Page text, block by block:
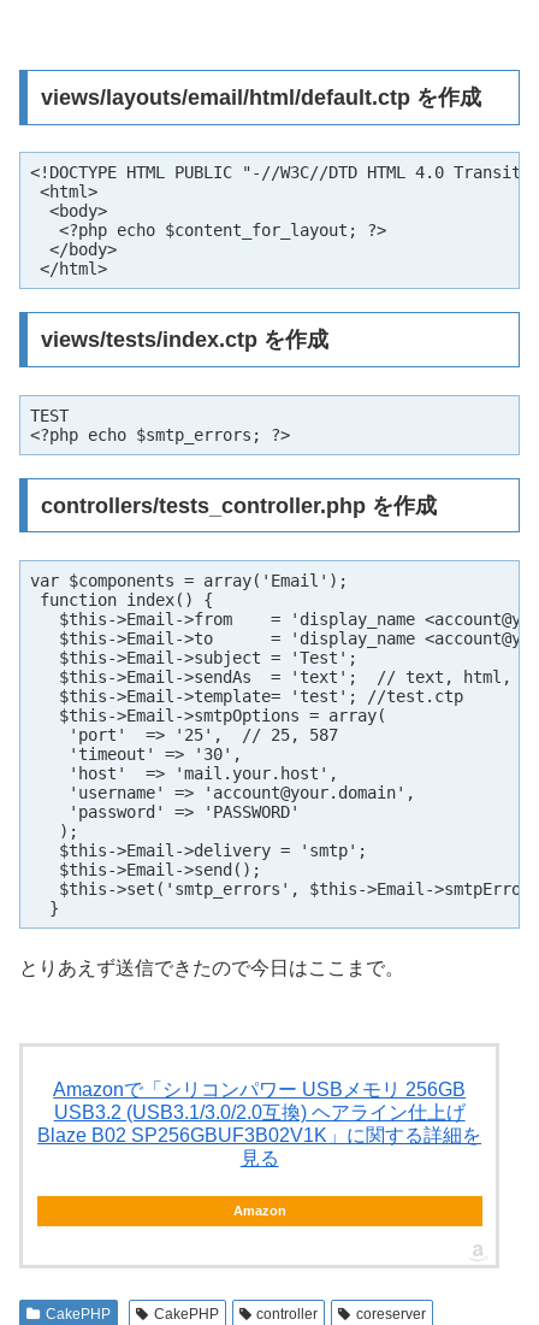
views/layouts/email/html/default.ctp を作成
<!DOCTYPE HTML PUBLIC "-//W3C//DTD HTML 4.0
<html>
<body>
<?php echo $content_for_layout; ?>
</body>
</html>
views/tests/index.ctp を作成
TEST
<?php echo $smtp_errors; ?>
controllers/tests_controller.php を作成
var $components = array('Email');
function index() {
$this->Email->from    = 'display_name <
$this->Email->to      = 'display_name <
$this->Email->subject = 'Test';
$this->Email->sendAs  = 'text';  // text, html,
$this->Email->template= 'test'; //test.ctp
$this->Email->smtpOptions = array(
'port'  => '25',  // 25, 587
'timeout' => '30',
'host'  => 'mail.your.host',
'username' => ' account@your.domain',
'password' => 'PASSWORD'
);
$this->Email->delivery = 'smtp';
$this->Email->send();
$this->set('smtp_errors', $this->Email-
}
とりあえず送信できたので今日はここまで。
Amazonで「シリコンパワー USBメモリ 256GB
USB3.2 (USB3.1/3.0/2.0互換) ヘアライン仕上げ
Blaze B02 SP256GBUF3B02V1K」に関する詳細を
見る
Amazon
CakePHP CakePHP controller coreserver